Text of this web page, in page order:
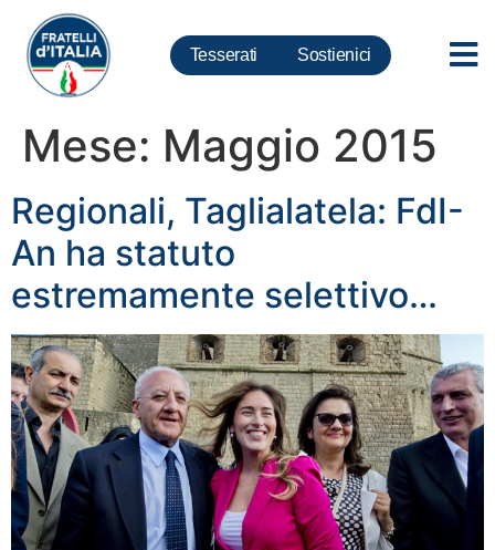
Tesserati Sostienici
Mese: Maggio 2015
Regionali, Taglialatela: FdI-
An ha statuto
estremamente selettivo…